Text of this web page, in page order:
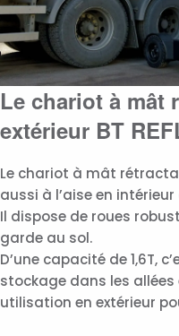
Le chariot à mât
extérieur BT
Le chariot à mât
aussi à l’aise en intérieur
Il dispose de roues
garde au sol.
D’une capacité de 1,6T,
stockage dans les
utilisation en extérieur